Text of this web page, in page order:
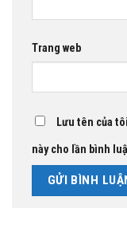
Trang web
Lưu tên của
này cho lần bình